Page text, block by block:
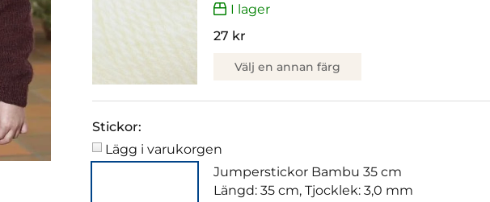
I lager
27 kr
Välj en annan färg
Stickor:
Lägg i varukorgen
Jumperstickor Bambu 35 cm
Längd: 35 cm, Tjocklek: 3,0 mm